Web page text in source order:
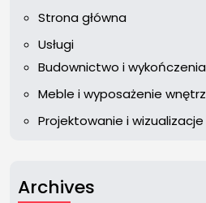
Strona główna
Usługi
Budownictwo i wykończenia
Meble i wyposażenie wnętrz
Projektowanie i wizualizacje
Archives